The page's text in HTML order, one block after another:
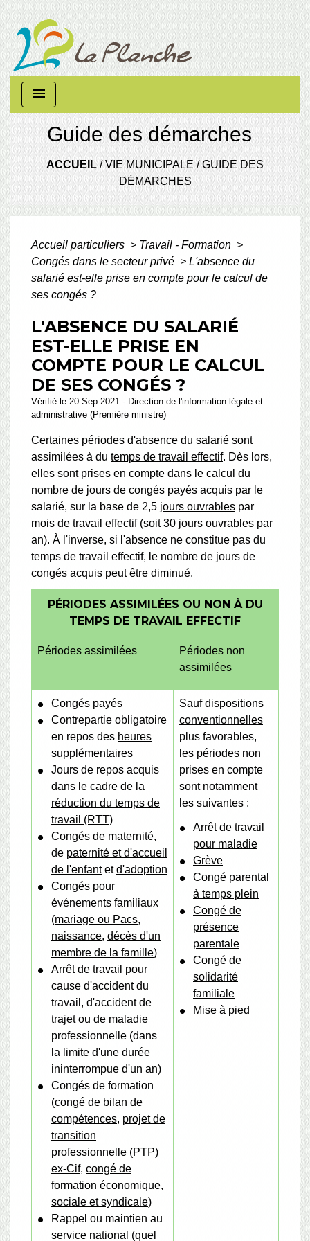
menu
Guide des démarches
ACCUEIL/VIE MUNICIPALE/GUIDE DES
DÉMARCHES
Accueil particuliers > Travail - Formation >
Congés dans le secteur privé > L'absence du
salarié est-elle prise en compte pour le calcul de
ses congés ?
L'ABSENCE DU SALARIÉ
EST-ELLE PRISE EN
COMPTE POUR LE CALCUL
DE SES CONGÉS ?
Vérifié le 20 Sep 2021 - Direction de l'information légale et
administrative (Première ministre)
Certaines périodes d'absence du salarié sont
assimilées à du temps de travail effectif. Dès lors,
elles sont prises en compte dans le calcul du
nombre de jours de congés payés acquis par le
salarié, sur la base de 2,5 jours ouvrables par
mois de travail effectif (soit 30 jours ouvrables par
an). À l'inverse, si l'absence ne constitue pas du
temps de travail effectif, le nombre de jours de
congés acquis peut être diminué.
PÉRIODES ASSIMILÉES OU NON À DU
TEMPS DE TRAVAIL EFFECTIF
Périodes assimilées
Périodes non
assimilées
Congés payés
Contrepartie obligatoire
en repos des heures
supplémentaires
Jours de repos acquis
dans le cadre de la
réduction du temps de
travail (RTT)
Congés de maternité,
de paternité et d'accueil
de l'enfantetd'adoption
Congés pour
événements familiaux
(mariage ou Pacs,
naissance, décès d'un
membre de la famille)
Arrêt de travail pour
cause d'accident du
travail, d'accident de
trajet ou de maladie
professionnelle (dans
la limite d'une durée
ininterrompue d'un an)
Congés de formation
(congé de bilan de
compétences, projet de
transition
professionnelle (PTP)
ex-Cif, congé de
formation économique,
sociale et syndicale)
Rappel ou maintien au
service national (quel
Saufdispositions
conventionnelles
plus favorables,
les périodes non
prises en compte
sont notamment
les suivantes :
Arrêt de travail
pour maladie
Grève
Congé parental
à temps plein
Congé de
présence
parentale
Congé de
solidarité
familiale
Mise à pied